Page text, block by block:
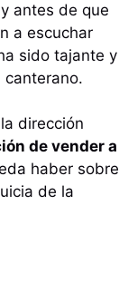
antes de que
a escuchar
sido tajante y
canterano.
dirección
de vender a
haber sobre
de la